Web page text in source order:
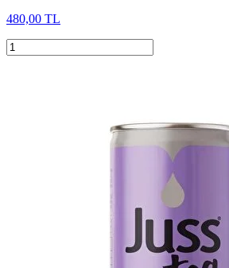
480,00 TL